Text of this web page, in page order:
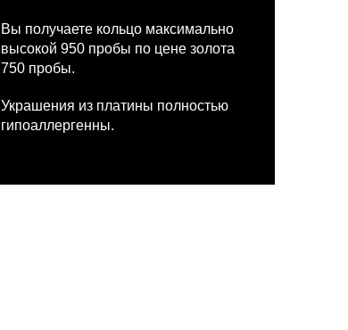
Вы получаете кольцо максимально
высокой 950 пробы по цене золота
750 пробы.
Украшения из платины полностью
гипоаллергенны.